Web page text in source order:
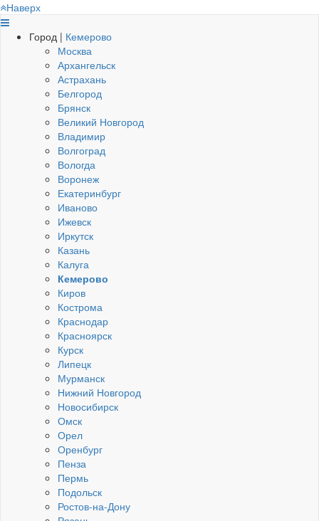
Наверх
Город | Кемерово
Москва
Архангельск
Астрахань
Белгород
Брянск
Великий Новгород
Владимир
Волгоград
Вологда
Воронеж
Екатеринбург
Иваново
Ижевск
Иркутск
Казань
Калуга
Кемерово
Киров
Кострома
Краснодар
Красноярск
Курск
Липецк
Мурманск
Нижний Новгород
Новосибирск
Омск
Орел
Оренбург
Пенза
Пермь
Подольск
Ростов-на-Дону